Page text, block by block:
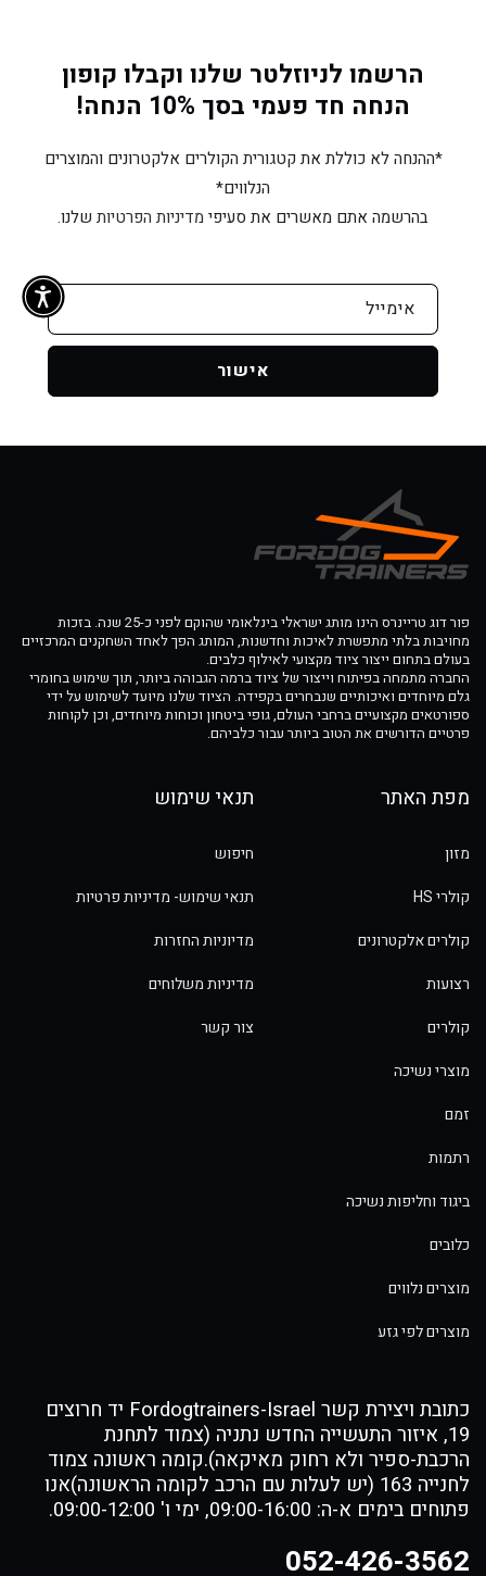
FREE
PLUS
FREE
PLUS
הרשמו לניוזלטר שלנו וקבלו קופון
הנחה חד פעמי בסך 10% הנחה!
*ההנחה לא כוללת את קטגורית הקולרים אלקטרונים והמוצרים
הנלווים*
בהרשמה אתם מאשרים את סעיפי מדיניות הפרטיות שלנו.
אימייל
אישור
פור דוג טריינרס הינו מותג ישראלי בינלאומי שהוקם לפני כ-25 שנה. בזכות
מחויבות בלתי מתפשרת לאיכות וחדשנות, המותג הפך לאחד השחקנים המרכזיים
בעולם בתחום ייצור ציוד מקצועי לאילוף כלבים.
החברה מתמחה בפיתוח וייצור של ציוד ברמה הגבוהה ביותר, תוך שימוש בחומרי
גלם מיוחדים ואיכותיים שנבחרים בקפידה. הציוד שלנו מיועד לשימוש על ידי
ספורטאים מקצועיים ברחבי העולם, גופי ביטחון וכוחות מיוחדים, וכן לקוחות
פרטיים הדורשים את הטוב ביותר עבור כלביהם.
מפת האתר
מזון
קולרי HS
קולרים אלקטרונים
רצועות
קולרים
מוצרי נשיכה
זמם
רתמות
ביגוד וחליפות נשיכה
כלובים
מוצרים נלווים
מוצרים לפי גזע
תנאי שימוש
חיפוש
תנאי שימוש- מדיניות פרטיות
מדיוניות החזרות
מדיניות משלוחים
צור קשר
כתובת ויצירת קשר Fordogtrainers-Israel יד חרוצים
19, איזור התעשייה החדש נתניה (צמוד לתחנת
הרכבת-ספיר ולא רחוק מאיקאה).קומה ראשונה צמוד
לחנייה 163 (יש לעלות עם הרכב לקומה הראשונה)אנו
פתוחים בימים א-ה: 09:00-16:00, ימי ו' 09:00-12:00.
052-426-3562